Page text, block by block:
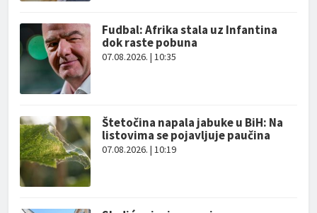
Fudbal: Afrika stala uz Infantina
dok raste pobuna
07.08.2026. | 10:35
Štetočina napala jabuke u BiH: Na
listovima se pojavljuje paučina
07.08.2026. | 10:19